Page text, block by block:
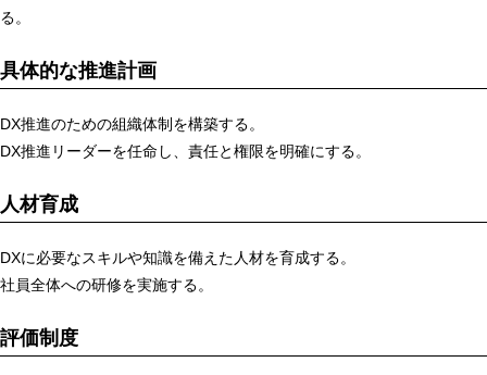
る。
具体的な推進計画
DX推進のための組織体制を構築する。
DX推進リーダーを任命し、責任と権限を明確にする。
人材育成
DXに必要なスキルや知識を備えた人材を育成する。
社員全体への研修を実施する。
評価制度